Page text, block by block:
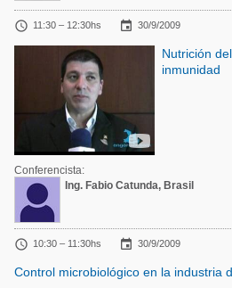
 11:30 – 12:30hs  30/9/2009
Nutrición
inmunidad
Conferencista:
Ing. Fabio Catunda, Brasil
 10:30 – 11:30hs  30/9/2009
Control microbiológico en la industria